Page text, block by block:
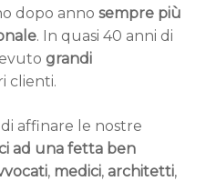
dopo anno sempre più
. In quasi 40 anni di
grandi
clienti.
affinare le nostre
ad una fetta ben
, medici, architetti,